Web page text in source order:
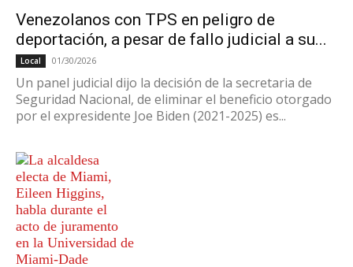
Venezolanos con TPS en peligro de
deportación, a pesar de fallo judicial a su...
Local 01/30/2026
Un panel judicial dijo la decisión de la secretaria de
Seguridad Nacional, de eliminar el beneficio otorgado
por el expresidente Joe Biden (2021-2025) es...